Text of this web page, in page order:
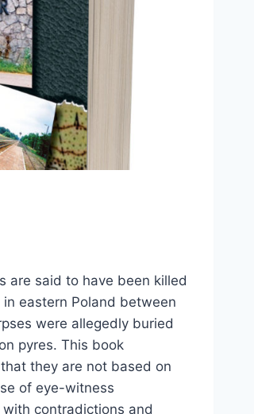
are said to have been killed
eastern Poland between
were allegedly buried
pyres. This book
they are not based on
of eye-witness
contradictions and